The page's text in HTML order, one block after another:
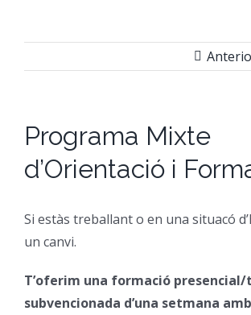
CP
Beques
Catàleg
Estada
Notícies
On Som
Programa Mixte
d’Orientació i
Si estàs treballant o en una situacó
un canvi.
T’oferim una formació
subvencionada d’una setmana